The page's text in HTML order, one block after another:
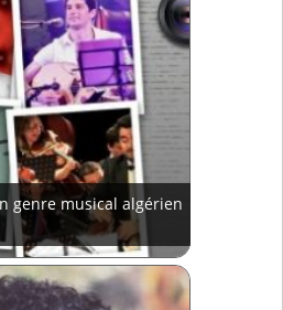
genre musical algérien